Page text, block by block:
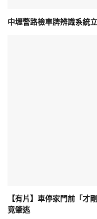
中壢警路檢車牌辨識系統
【有片】車停家門前「才
竟肇逃